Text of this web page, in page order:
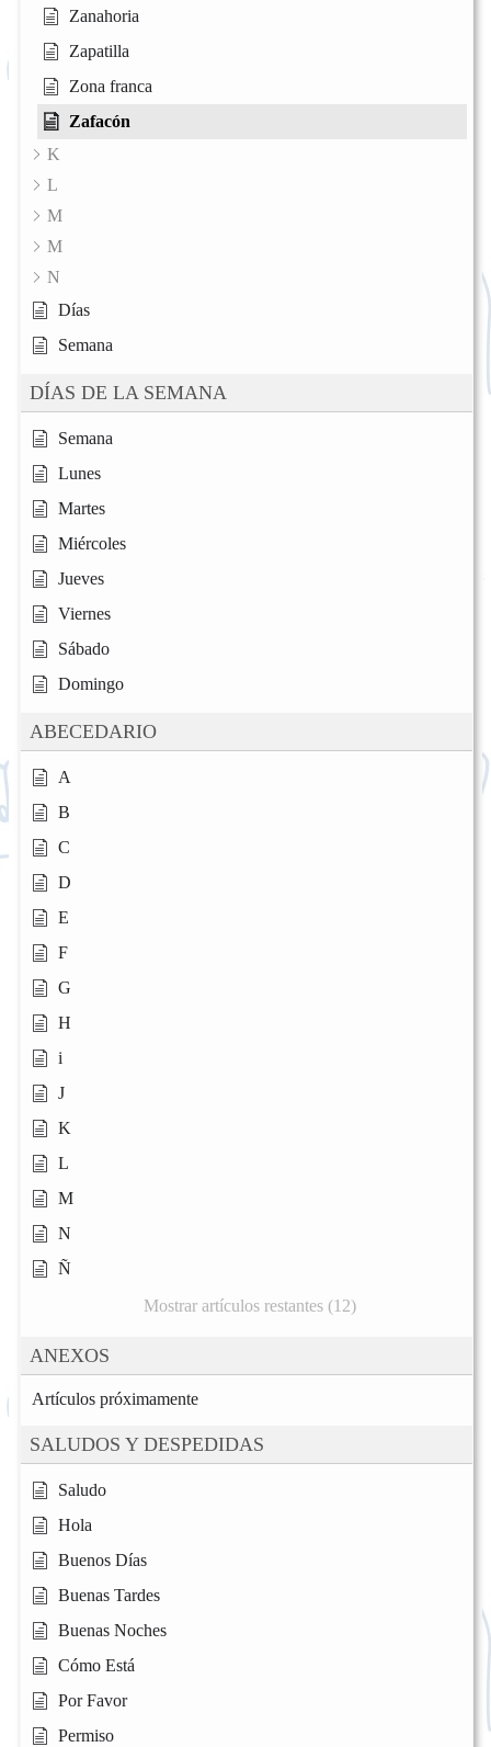
Zanahoria
Zapatilla
Zona franca
Zafacón
K
L
M
M
N
Días
Semana
DÍAS DE LA SEMANA
Semana
Lunes
Martes
Miércoles
Jueves
Viernes
Sábado
Domingo
ABECEDARIO
A
B
C
D
E
F
G
H
i
J
K
L
M
N
Ñ
Mostrar artículos restantes (12)
ANEXOS
Artículos próximamente
SALUDOS Y DESPEDIDAS
Saludo
Hola
Buenos Días
Buenas Tardes
Buenas Noches
Cómo Está
Por Favor
Permiso